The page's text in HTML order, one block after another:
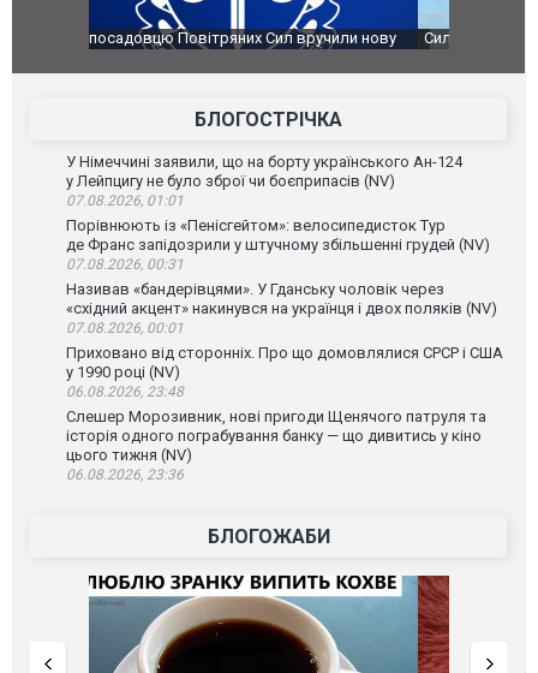
Сили оборони уразили Ярославський НПЗ:
атаку. ВІДЕО
Неймар
БЛОГОСТРІЧКА
У Німеччині заявили, що на борту українського Ан-124
у Лейпцигу не було зброї чи боєприпасів (NV)
07.08.2026, 01:01
Порівнюють із «Пенісгейтом»: велосипедисток Тур
де Франс запідозрили у штучному збільшенні грудей (NV)
07.08.2026, 00:31
Називав «бандерівцями». У Гданську чоловік через
«східний акцент» накинувся на українця і двох поляків (NV)
07.08.2026, 00:01
Приховано від сторонніх. Про що домовлялися СРСР і США
у 1990 році (NV)
06.08.2026, 23:48
Слешер Морозивник, нові пригоди Щенячого патруля та
історія одного пограбування банку — що дивитись у кіно
цього тижня (NV)
06.08.2026, 23:36
БЛОГОЖАБИ